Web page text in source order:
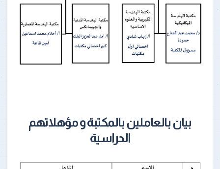
بيان بالعاملين بالمكتبة و مؤهلاتهم
الدراسية